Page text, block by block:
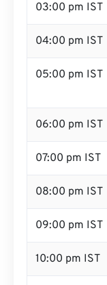
03:00 pm IST
04:00 pm IST
05:00 pm IST
06:00 pm IST
07:00 pm IST
08:00 pm IST
09:00 pm IST
10:00 pm IST